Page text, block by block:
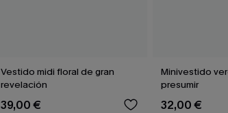
Vestido midi floral de gran
revelación
39,00 €
Minivestido
presumir
32,00 €